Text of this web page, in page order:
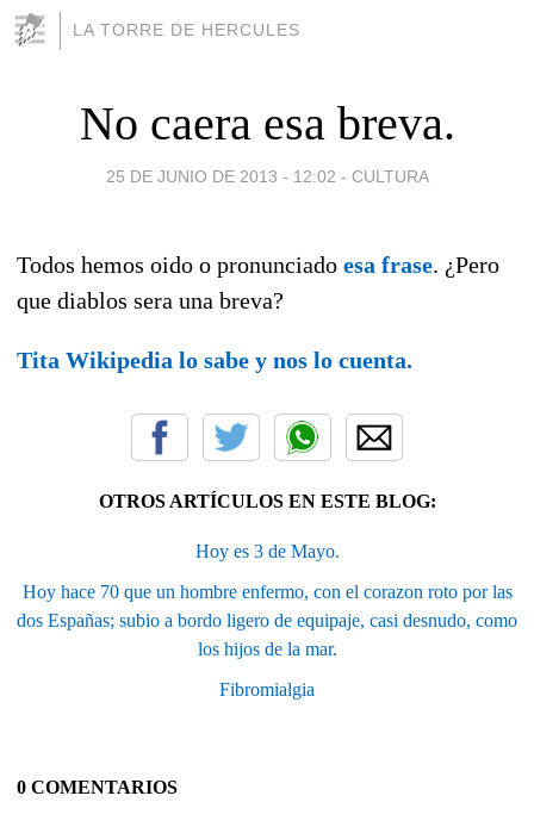
LA TORRE DE HERCULES
No caera esa breva.
25 DE JUNIO DE 2013 - 12:02 - CULTURA
Todos hemos oido o pronunciado esa frase. ¿Pero
que diablos sera una breva?
Tita Wikipedia lo sabe y nos lo cuenta.
OTROS ARTÍCULOS EN ESTE BLOG:
Hoy es 3 de Mayo.
Hoy hace 70 que un hombre enfermo, con el corazon roto por las
dos Españas; subio a bordo ligero de equipaje, casi desnudo, como
los hijos de la mar.
Fibromialgia
0 COMENTARIOS